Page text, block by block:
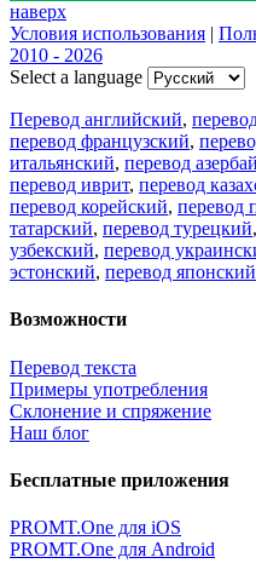
наверх
Условия использования |
2010 - 2026
Select a language
Перевод английский,
перевод французский,
итальянский, перевод
перевод иврит, перевод
перевод корейский, перевод
татарский, перевод турецкий,
узбекский, перевод
эстонский, перевод японский
Возможности
Перевод текста
Примеры употребления
Склонение и спряжение
Наш блог
Бесплатные приложения
PROMT.One для iOS
PROMT.One для Android